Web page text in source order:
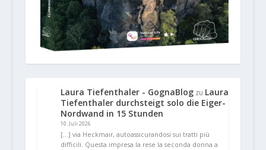
Laura Tiefenthaler - GognaBlogzu Laura
Tiefenthaler durchsteigt solo die Eiger-
Nordwand in 15 Stunden
10. Juli 2026
[…] via Heckmair, autoassicurandosi sui tratti più
difficili. Questa impresa la rese la seconda donna a